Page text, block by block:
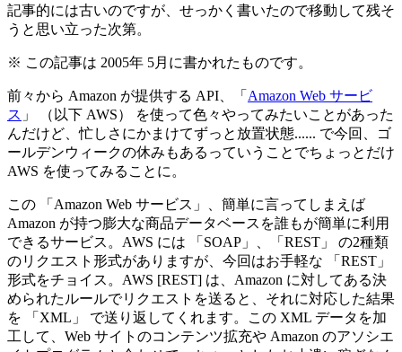
記事的には古いのですが、せっかく書いたので移動して残そ
うと思い立った次第。
※ この記事は 2005年 5月に書かれたものです。
前々から Amazon が提供する API、「 Amazon Web サービ
ス 」 （以下 AWS） を使って色々やってみたいことがあった
んだけど、忙しさにかまけてずっと放置状態...... で今回、ゴ
ールデンウィークの休みもあるっていうことでちょっとだけ
AWS を使ってみることに。
この 「Amazon Web サービス」、簡単に言ってしまえば
Amazon が持つ膨大な商品データベースを誰もが簡単に利用
できるサービス。AWS には 「SOAP」、「REST」 の2種類
のリクエスト形式がありますが、今回はお手軽な 「REST」
形式をチョイス。AWS [REST] は、Amazon に対してある決
められたルールでリクエストを送ると、それに対応した結果
を 「XML」 で送り返してくれます。この XML データを加
工して、Web サイトのコンテンツ拡充や Amazon のアソシエ